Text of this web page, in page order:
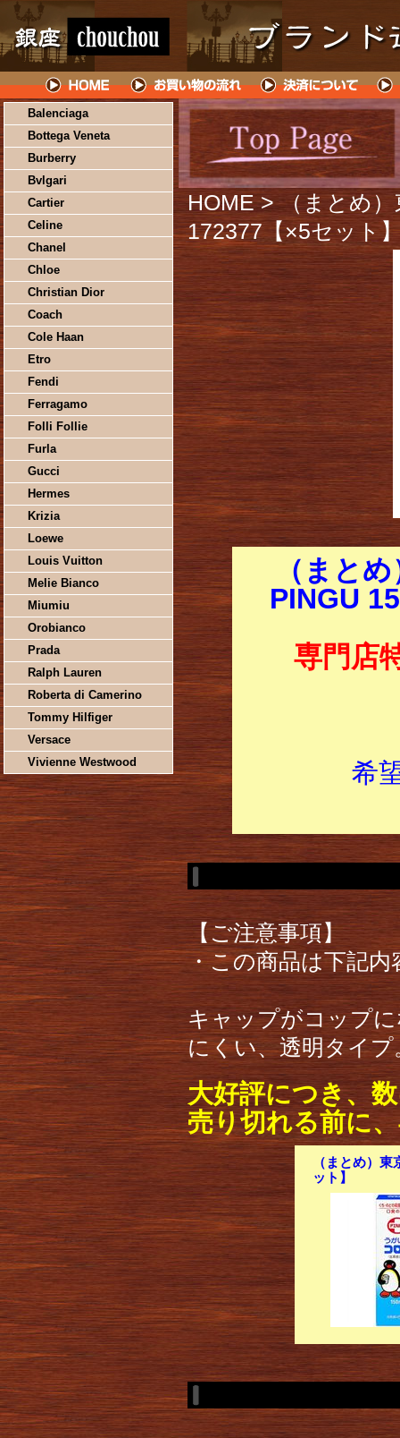
Balenciaga
Bottega Veneta
Burberry
Bvlgari
Cartier
Celine
Chanel
Chloe
Christian Dior
Coach
Cole Haan
Etro
Fendi
Ferragamo
Folli Follie
Furla
Gucci
Hermes
Krizia
Loewe
Louis Vuitton
Melie Bianco
Miumiu
Orobianco
Prada
Ralph Lauren
Roberta di Camerino
Tommy Hilfiger
Versace
Vivienne Westwood
HOME > （まとめ
172377【×5セット
（まと
PINGU
専門店
希
【ご注意事項】
・この商品は下記
キャップがコップ
にくい、透明タイプ
大好評につき、
売り切れる前に
（まとめ）
ット】